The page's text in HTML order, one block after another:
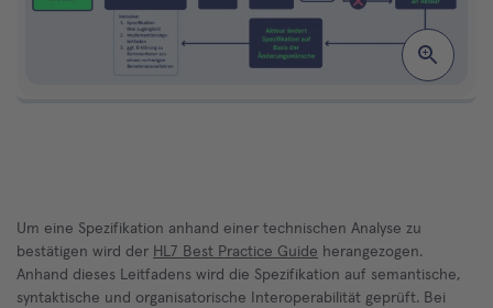
Um eine Spezifikation anhand einer technischen Analyse zu
bestätigen wird der HL7 Best Practice Guide herangezogen.
Anhand dieses Leitfadens wird die Spezifikation auf semantische,
syntaktische und organisatorische Interoperabilität geprüft. Bei